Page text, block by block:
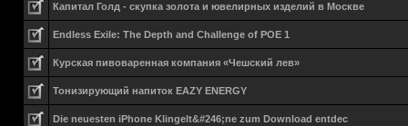
Капитал Голд - скупка золота и ювелирных изделий в Москве
Endless Exile: The Depth and Challenge of POE 1
Курская пивоваренная компания «Чешский лев»
Тонизирующий напиток EAZY ENERGY
Die neuesten iPhone Klingelt&#246;ne zum Download entdec